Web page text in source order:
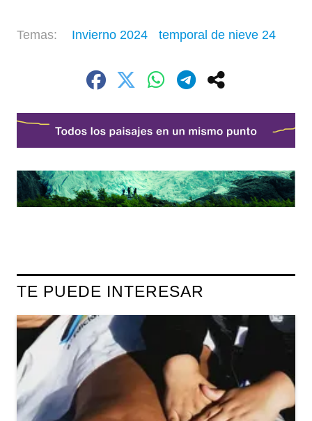
Invierno 2024 temporal de nieve 24
TE PUEDE INTERESAR